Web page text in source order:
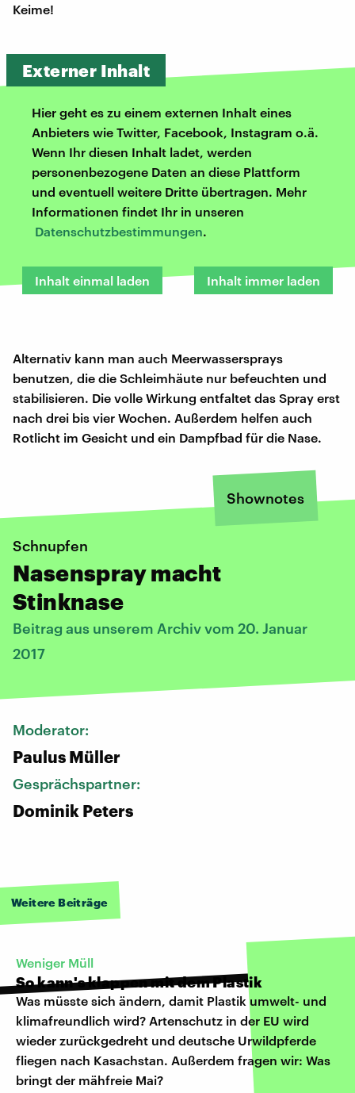
Keime!
Externer Inhalt
Hier geht es zu einem externen Inhalt eines
Anbieters wie Twitter, Facebook, Instagram o.ä.
Wenn Ihr diesen Inhalt ladet, werden
personenbezogene Daten an diese Plattform
und eventuell weitere Dritte übertragen. Mehr
Informationen findet Ihr in unseren
Datenschutzbestimmungen.
Inhalt einmal laden Inhalt immer laden
Alternativ kann man auch Meerwassersprays
benutzen, die die Schleimhäute nur befeuchten und
stabilisieren. Die volle Wirkung entfaltet das Spray erst
nach drei bis vier Wochen. Außerdem helfen auch
Rotlicht im Gesicht und ein Dampfbad für die Nase.
Shownotes
Schnupfen
Nasenspray macht
Stinknase
Beitrag aus unserem Archiv vom 20. Januar
2017
Moderator:
Paulus Müller
Gesprächspartner:
Dominik Peters
Weitere Beiträge
Weniger Müll
So kann's klappen mit dem Plastik
Was müsste sich ändern, damit Plastik umwelt- und
klimafreundlich wird? Artenschutz in der EU wird
wieder zurückgedreht und deutsche Urwildpferde
fliegen nach Kasachstan. Außerdem fragen wir: Was
bringt der mähfreie Mai?